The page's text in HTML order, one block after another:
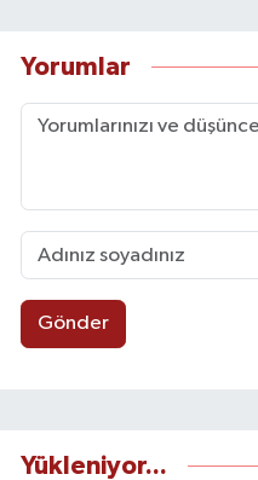
Yorumlar
Gönder
Yükleniyor...